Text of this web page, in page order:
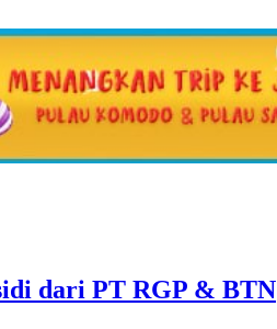
dari PT RGP & BTN